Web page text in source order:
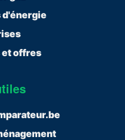
d'énergie
offres